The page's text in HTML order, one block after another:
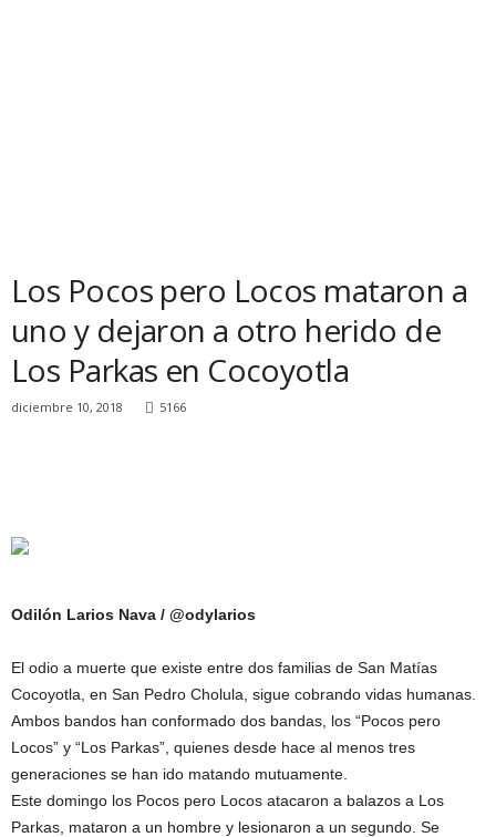
Los Pocos pero Locos mataron a
uno y dejaron a otro herido de
Los Parkas en Cocoyotla
diciembre 10, 2018 5166
Odilón Larios Nava / @odylarios
El odio a muerte que existe entre dos familias de San Matías
Cocoyotla, en San Pedro Cholula, sigue cobrando vidas humanas.
Ambos bandos han conformado dos bandas, los “Pocos pero
Locos” y “Los Parkas”, quienes desde hace al menos tres
generaciones se han ido matando mutuamente.
Este domingo los Pocos pero Locos atacaron a balazos a Los
Parkas, mataron a un hombre y lesionaron a un segundo. Se